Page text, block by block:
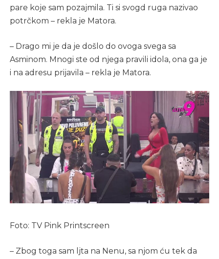
pare koje sam pozajmila. Ti si svogd ruga nazivao
potrčkom – rekla je Matora.
– Drago mi je da je došlo do ovoga svega sa
Asminom. Mnogi ste od njega pravili idola, ona ga je
i na adresu prijavila – rekla je Matora.
Foto: TV Pink Printscreen
– Zbog toga sam ljta na Nenu, sa njom ću tek da